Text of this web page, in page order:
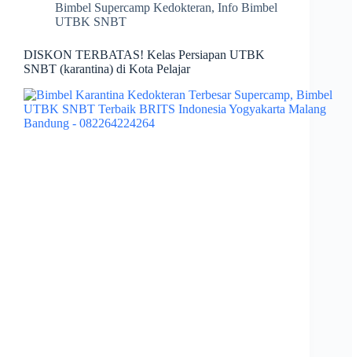
Bimbel Supercamp Kedokteran, Info Bimbel
UTBK SNBT
DISKON TERBATAS! Kelas Persiapan UTBK
SNBT (karantina) di Kota Pelajar